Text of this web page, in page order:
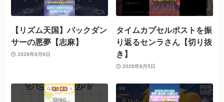
【リズム天国】バックダン
サーの悪夢【志麻】
2026年8月6日
タイムカプセルポストを振
り返るセンラさん【切り抜
き】
2026年8月5日